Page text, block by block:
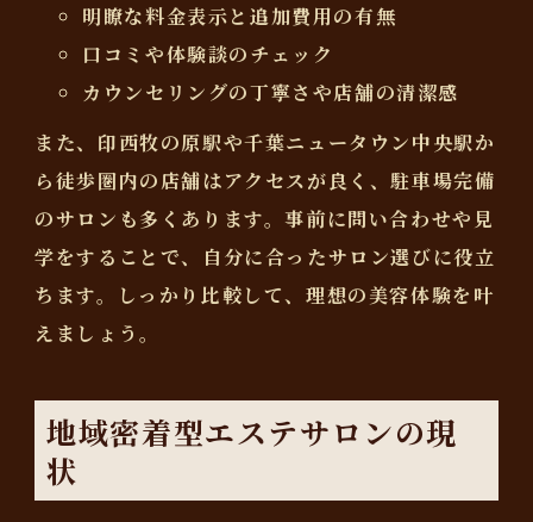
明瞭な料金表示と追加費用の有無
口コミや体験談のチェック
カウンセリングの丁寧さや店舗の清潔感
また、印西牧の原駅や千葉ニュータウン中央駅か
ら徒歩圏内の店舗はアクセスが良く、駐車場完備
のサロンも多くあります。事前に問い合わせや見
学をすることで、自分に合ったサロン選びに役立
ちます。しっかり比較して、理想の美容体験を叶
えましょう。
地域密着型エステサロンの現
状